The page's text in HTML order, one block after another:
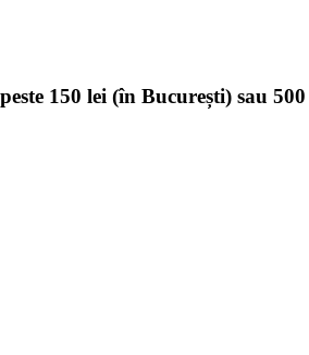
150 lei (în București) sau